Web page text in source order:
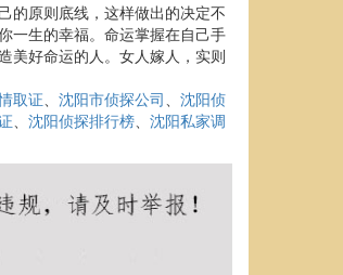
的原则底线，这样做出的决定不
一生的幸福。命运掌握在自己手
美好命运的人。女人嫁人，实则
取证、 沈阳市侦探公司、 沈阳侦
、 沈阳侦探排行榜、 沈阳私家调